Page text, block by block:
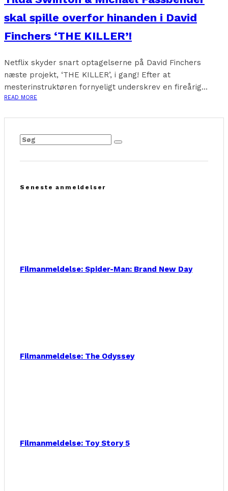
skal spille overfor hinanden i David
Finchers ‘THE KILLER’!
Netflix skyder snart optagelserne på David Finchers
næste projekt, ‘THE KILLER’, i gang! Efter at
mesterinstruktøren fornyeligt underskrev en fireårig...
READ MORE
Seneste anmeldelser
Filmanmeldelse: Spider-Man: Brand New Day
Filmanmeldelse: The Odyssey
Filmanmeldelse: Toy Story 5